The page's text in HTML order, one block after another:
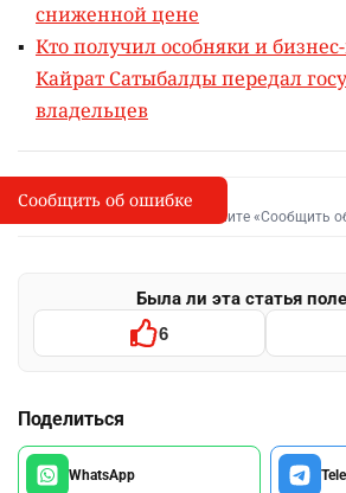
сниженной цене
Кто получил особняки и
Кайрат Сатыбалды передал
владельцев
I
Сообщить об опечатке
Выделите фрагмент и нажмите «Сообщить
Была ли эта статья
6
Поделиться
WhatsApp
Сообщить об ошибке